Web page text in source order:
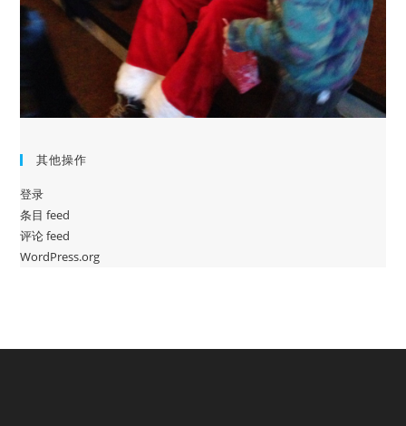
其他操作
登录
条目 feed
评论 feed
WordPress.org